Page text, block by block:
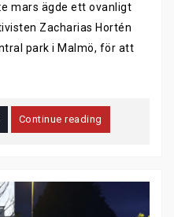
mars ägde ett ovanligt
Zacharias Hortén
park i Malmö, för att
Continue reading